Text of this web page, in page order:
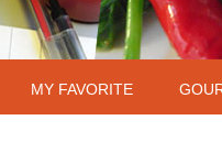
MY FAVORITE